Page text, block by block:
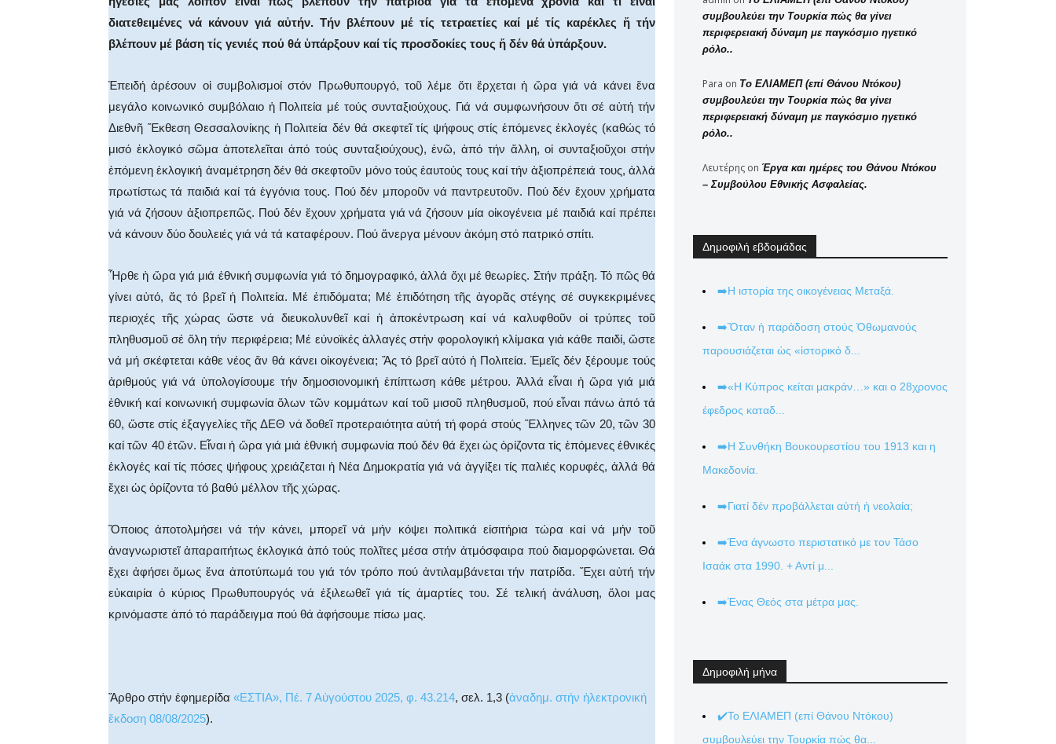
διατεθειμένες νά κάνουν γιά αὐτήν. Τήν βλέπουν μέ τίς τετραετίες καί μέ τίς καρέκλες ἤ τήν
βλέπουν μέ βάση τίς γενιές πού θά ὑπάρξουν καί τίς προσδοκίες τους ἤ δέν θά ὑπάρξουν.
Ἐπειδή ἀρέσουν οἱ συμβολισμοί στόν Πρωθυπουργό, τοῦ λέμε ὅτι ἔρχεται ἡ ὥρα γιά νά κάνει ἕνα
μεγάλο κοινωνικό συμβόλαιο ἡ Πολιτεία μέ τούς συνταξιούχους. Γιά νά συμφωνήσουν ὅτι σέ αὐτή τήν
Διεθνῆ Ἔκθεση Θεσσαλονίκης ἡ Πολιτεία δέν θά σκεφτεῖ τίς ψήφους στίς ἑπόμενες ἐκλογές (καθώς τό
μισό ἐκλογικό σῶμα ἀποτελεῖται ἀπό τούς συνταξιούχους), ἐνῶ, ἀπό τήν ἄλλη, οἱ συνταξιοῦχοι στήν
ἑπόμενη ἐκλογική ἀναμέτρηση δέν θά σκεφτοῦν μόνο τούς ἑαυτούς τους καί τήν ἀξιοπρέπειά τους, ἀλλά
πρωτίστως τά παιδιά καί τά ἐγγόνια τους. Πού δέν μποροῦν νά παντρευτοῦν. Πού δέν ἔχουν χρήματα
γιά νά ζήσουν ἀξιοπρεπῶς. Πού δέν ἔχουν χρήματα γιά νά ζήσουν μία οἰκογένεια μέ παιδιά καί πρέπει
νά κάνουν δύο δουλειές γιά νά τά καταφέρουν. Πού ἄνεργα μένουν ἀκόμη στό πατρικό σπίτι.
Ἦρθε ἡ ὥρα γιά μιά ἐθνική συμφωνία γιά τό δημογραφικό, ἀλλά ὄχι μέ θεωρίες. Στήν πράξη. Τό πῶς θά
γίνει αὐτό, ἄς τό βρεῖ ἡ Πολιτεία. Μέ ἐπιδόματα; Μέ ἐπιδότηση τῆς ἀγορᾶς στέγης σέ συγκεκριμένες
περιοχές τῆς χώρας ὥστε νά διευκολυνθεῖ καί ἡ ἀποκέντρωση καί νά καλυφθοῦν οἱ τρύπες τοῦ
πληθυσμοῦ σέ ὅλη τήν περιφέρεια; Μέ εὐνοϊκές ἀλλαγές στήν φορολογική κλίμακα γιά κάθε παιδί, ὥστε
νά μή σκέφτεται κάθε νέος ἄν θά κάνει οἰκογένεια; Ἄς τό βρεῖ αὐτό ἡ Πολιτεία. Ἐμεῖς δέν ξέρουμε τούς
ἀριθμούς γιά νά ὑπολογίσουμε τήν δημοσιονομική ἐπίπτωση κάθε μέτρου. Ἀλλά εἶναι ἡ ὥρα γιά μιά
ἐθνική καί κοινωνική συμφωνία ὅλων τῶν κομμάτων καί τοῦ μισοῦ πληθυσμοῦ, πού εἶναι πάνω ἀπό τά
60, ὥστε στίς ἐξαγγελίες τῆς ΔΕΘ νά δοθεῖ προτεραιότητα αὐτή τή φορά στούς Ἕλληνες τῶν 20, τῶν 30
καί τῶν 40 ἐτῶν. Εἶναι ἡ ὥρα γιά μιά ἐθνική συμφωνία πού δέν θά ἔχει ὡς ὁρίζοντα τίς ἑπόμενες ἐθνικές
ἐκλογές καί τίς πόσες ψήφους χρειάζεται ἡ Νέα Δημοκρατία γιά νά ἀγγίξει τίς παλιές κορυφές, ἀλλά θά
ἔχει ὡς ὁρίζοντα τό βαθύ μέλλον τῆς χώρας.
Ὅποιος ἀποτολμήσει νά τήν κάνει, μπορεῖ νά μήν κόψει πολιτικά εἰσιτήρια τώρα καί νά μήν τοῦ
ἀναγνωριστεῖ ἀπαραιτήτως ἐκλογικά ἀπό τούς πολῖτες μέσα στήν ἀτμόσφαιρα πού διαμορφώνεται. Θά
ἔχει ἀφήσει ὅμως ἕνα ἀποτύπωμά του γιά τόν τρόπο πού ἀντιλαμβάνεται τήν πατρίδα. Ἔχει αὐτή τήν
εὐκαιρία ὁ κύριος Πρωθυπουργός νά ἐξιλεωθεῖ γιά τίς ἁμαρτίες του. Σέ τελική ἀνάλυση, ὅλοι μας
κρινόμαστε ἀπό τό παράδειγμα πού θά ἀφήσουμε πίσω μας.
Ἄρθρο στήν ἐφημερίδα «ΕΣΤΙΑ», Πέ. 7 Αὐγούστου 2025, φ. 43.214, σελ. 1,3 (ἀναδημ. στήν ἠλεκτρονική
ἔκδοση 08/08/2025).
συμβουλεύει την Τουρκία πώς θα γίνει
περιφερειακή δύναμη με παγκόσμιο ηγετικό
ρόλο..
Para on Το ΕΛΙΑΜΕΠ (επί Θάνου Ντόκου)
συμβουλεύει την Τουρκία πώς θα γίνει
περιφερειακή δύναμη με παγκόσμιο ηγετικό
ρόλο..
Λευτέρης on Έργα και ημέρες του Θάνου Ντόκου
– Συμβούλου Εθνικής Ασφαλείας.
Δημοφιλή εβδομάδας
➡️Η ιστορία της οικογένειας Μεταξά.
➡️Ὅταν ἡ παράδοση στούς Ὀθωμανούς
παρουσιάζεται ὡς «ἱστορικό δ...
➡️«Η Κύπρος κείται μακράν…» και ο 28χρονος
έφεδρος καταδ...
➡️Η Συνθήκη Βουκουρεστίου του 1913 και η
Μακεδονία.
➡️Γιατί δέν προβάλλεται αὐτή ἡ νεολαία;
➡️Ένα άγνωστο περιστατικό με τον Τάσο
Ισαάκ στα 1990. + Αντί μ...
➡️Ένας Θεός στα μέτρα μας.
Δημοφιλή μήνα
✔️Το ΕΛΙΑΜΕΠ (επί Θάνου Ντόκου)
συμβουλεύει την Τουρκία πώς θα...